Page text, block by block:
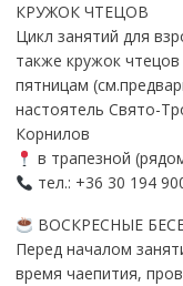
КРУЖОК ЧТЕЦОВ
Цикл занятий для
также кружок
пятницам
настоятель Свято-
Корнилов
в трапезной
тел.: +36 30 194
ВОСКРЕСНЫЕ
Перед началом
время чаепития,